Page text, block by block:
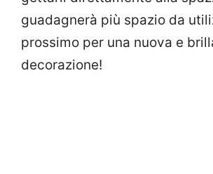
guadagnerà più spazio da
prossimo per una nuova e
decorazione!